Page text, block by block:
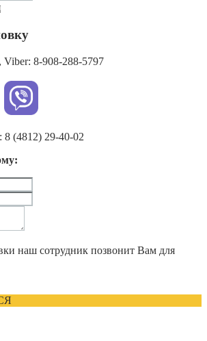
Viber: 8-908-288-5797
8 (4812) 29-40-02
наш сотрудник позвонит Вам для